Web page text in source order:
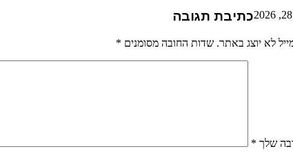
כתיבת תגובה
לא יוצג באתר. שדות החובה מסומנים *
שלך *